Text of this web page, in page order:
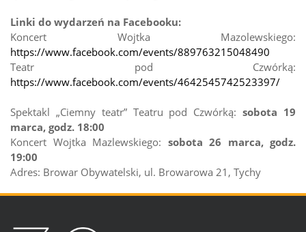
Linki do wydarzeń na Facebooku:
Koncert Wojtka Mazolewskiego:
https://www.facebook.com/events/889763215048490
Teatr pod Czwórką:
https://www.facebook.com/events/4642545742523397/
Spektakl „Ciemny teatr” Teatru pod Czwórką:sobota 19
marca, godz. 18:00
Koncert Wojtka Mazlewskiego: sobota 26 marca, godz.
19:00
Adres: Browar Obywatelski, ul. Browarowa 21, Tychy